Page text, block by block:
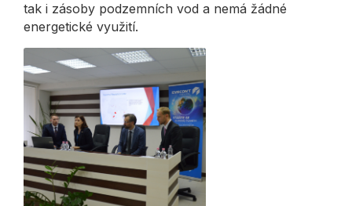
tak i zásoby podzemních vod a nemá žádné
energetické využití.